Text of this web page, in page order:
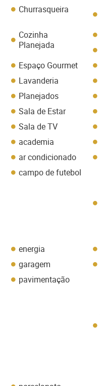
Churrasqueira
Cozinha
Planejada
Espaço Gourmet
Lavanderia
Planejados
Sala de Estar
Sala de TV
academia
ar condicionado
campo de futebol
energia
garagem
pavimentação